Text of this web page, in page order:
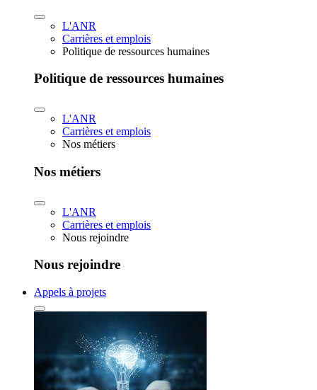
L'ANR
Carrières et emplois
Politique de ressources humaines
Politique de ressources humaines
L'ANR
Carrières et emplois
Nos métiers
Nos métiers
L'ANR
Carrières et emplois
Nous rejoindre
Nous rejoindre
Appels à projets